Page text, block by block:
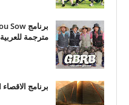
مترجمة للعربية
برنامج الاقصاء I-Land حلقة 1 مترجمة للعربية